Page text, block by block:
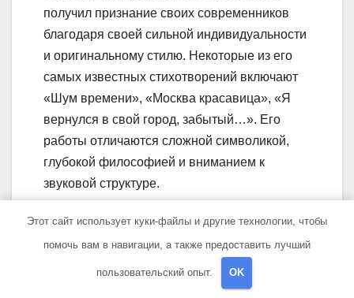
получил признание своих современников
благодаря своей сильной индивидуальности
и оригинальному стилю. Некоторые из его
самых известных стихотворений включают
«Шум времени», «Москва красавица», «Я
вернулся в свой город, забытый…». Его
работы отличаются сложной символикой,
глубокой философией и вниманием к
звуковой структуре.
Какие работы являются
самыми известными в
творчестве
Этот сайт использует куки-файлы и другие технологии, чтобы
помочь вам в навигации, а также предоставить лучший
пользовательский опыт. OK